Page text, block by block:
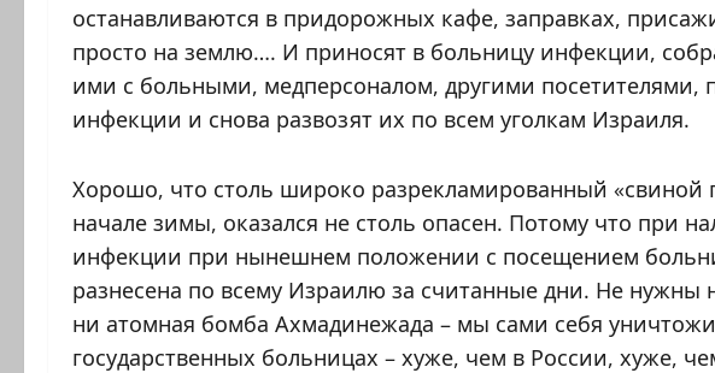
останавливаются в придорожных кафе, заправках,
просто на землю…. И приносят в больницу инфекции,
ими с больными, медперсоналом, другими посетителями,
инфекции и снова развозят их по всем уголкам Израиля.
Хорошо, что столь широко разрекламированный «свиной
начале зимы, оказался не столь опасен. Потому что при
инфекции при нынешнем положении с посещением
разнесена по всему Израилю за считанные дни. Не нужны
ни атомная бомба Ахмадинежада – мы сами себя
государственных больницах – хуже, чем в России, хуже,